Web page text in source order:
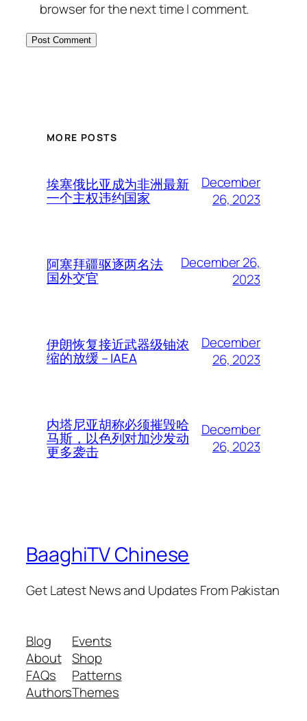
browser for the next time I comment.
MORE POSTS
埃塞俄比亚成为非洲最新
一个主权违约国家
December
26, 2023
阿塞拜疆驱逐两名法
国外交官
December 26,
2023
伊朗恢复接近武器级铀浓
缩的放缓 – IAEA
December
26, 2023
内塔尼亚胡称必须摧毁哈
马斯，以色列对加沙发动
更多袭击
December
26, 2023
BaaghiTV Chinese
Get Latest News and Updates From Pakistan
Blog
About
FAQs
Authors
Events
Shop
Patterns
Themes